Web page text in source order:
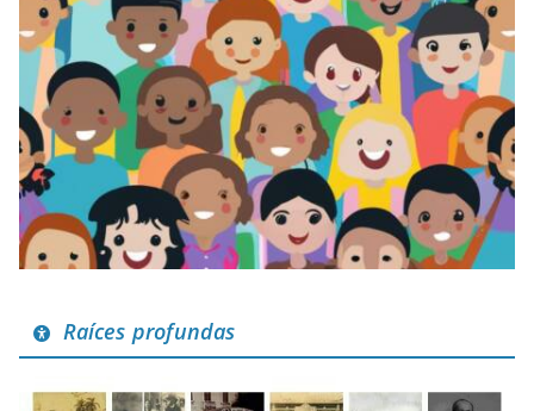
Raíces profundas